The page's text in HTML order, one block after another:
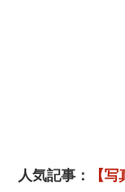
人気記事：
【